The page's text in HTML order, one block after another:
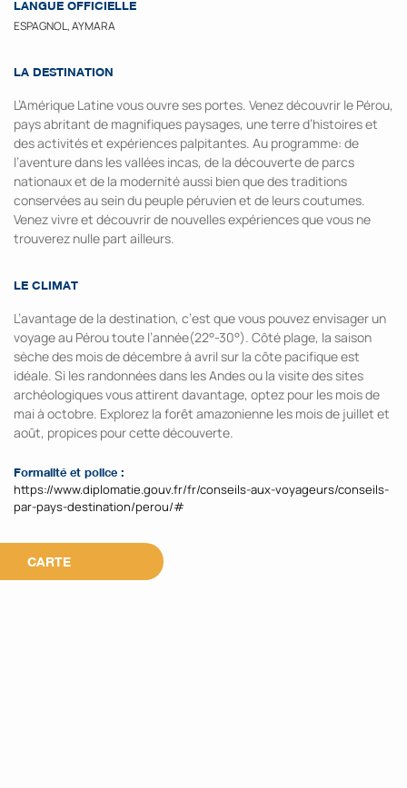
LANGUE OFFICIELLE
ESPAGNOL, AYMARA
LA DESTINATION
L’Amérique Latine vous ouvre ses portes. Venez découvrir le Pérou,
pays abritant de magnifiques paysages, une terre d’histoires et
des activités et expériences palpitantes. Au programme: de
l’aventure dans les vallées incas, de la découverte de parcs
nationaux et de la modernité aussi bien que des traditions
conservées au sein du peuple péruvien et de leurs coutumes.
Venez vivre et découvrir de nouvelles expériences que vous ne
trouverez nulle part ailleurs.
LE CLIMAT
L’avantage de la destination, c’est que vous pouvez envisager un
voyage au Pérou toute l’année(22°-30°). Côté plage, la saison
sèche des mois de décembre à avril sur la côte pacifique est
idéale. Si les randonnées dans les Andes ou la visite des sites
archéologiques vous attirent davantage, optez pour les mois de
mai à octobre. Explorez la forêt amazonienne les mois de juillet et
août, propices pour cette découverte.
Formalité et police :
https://www.diplomatie.gouv.fr/fr/conseils-aux-voyageurs/conseils-
par-pays-destination/perou/#
CARTE